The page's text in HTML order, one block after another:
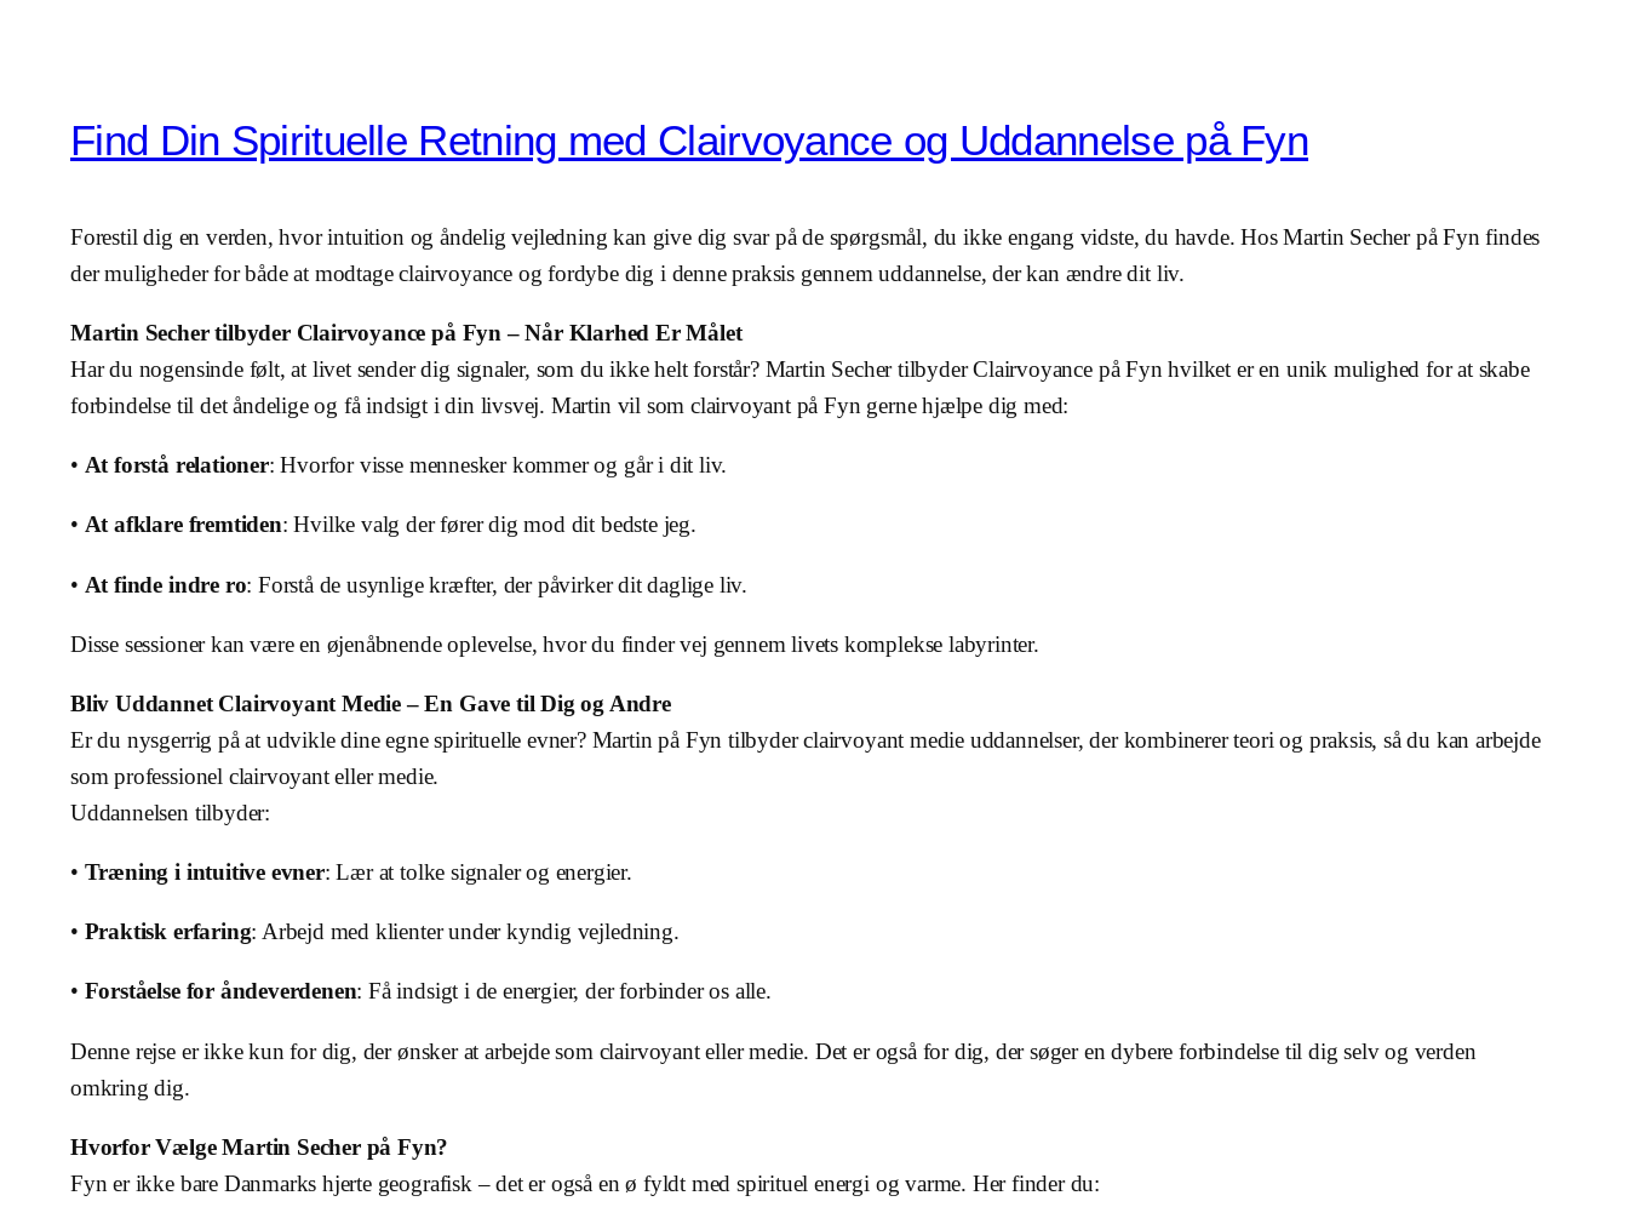
Find Din Spirituelle Retning med Clairvoyance og Uddannelse på Fyn
Forestil dig en verden, hvor intuition og åndelig vejledning kan give dig svar på de spørgsmål, du ikke engang vidste, du havde. Hos Martin Secher på Fyn findes
der muligheder for både at modtage clairvoyance og fordybe dig i denne praksis gennem uddannelse, der kan ændre dit liv.
Martin Secher tilbyder Clairvoyance på Fyn – Når Klarhed Er Målet
Har du nogensinde følt, at livet sender dig signaler, som du ikke helt forstår? Martin Secher tilbyder Clairvoyance på Fyn hvilket er en unik mulighed for at skabe
forbindelse til det åndelige og få indsigt i din livsvej. Martin vil som clairvoyant på Fyn gerne hjælpe dig med:
• At forstå relationer: Hvorfor visse mennesker kommer og går i dit liv.
• At afklare fremtiden: Hvilke valg der fører dig mod dit bedste jeg.
• At finde indre ro: Forstå de usynlige kræfter, der påvirker dit daglige liv.
Disse sessioner kan være en øjenåbnende oplevelse, hvor du finder vej gennem livets komplekse labyrinter.
Bliv Uddannet Clairvoyant Medie – En Gave til Dig og Andre
Er du nysgerrig på at udvikle dine egne spirituelle evner? Martin på Fyn tilbyder clairvoyant medie uddannelser, der kombinerer teori og praksis, så du kan arbejde
som professionel clairvoyant eller medie.
Uddannelsen tilbyder:
• Træning i intuitive evner: Lær at tolke signaler og energier.
• Praktisk erfaring: Arbejd med klienter under kyndig vejledning.
• Forståelse for åndeverdenen: Få indsigt i de energier, der forbinder os alle.
Denne rejse er ikke kun for dig, der ønsker at arbejde som clairvoyant eller medie. Det er også for dig, der søger en dybere forbindelse til dig selv og verden
omkring dig.
Hvorfor Vælge Martin Secher på Fyn?
Fyn er ikke bare Danmarks hjerte geografisk – det er også en ø fyldt med spirituel energi og varme. Her finder du: